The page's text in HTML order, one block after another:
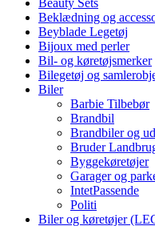
Beklædning og
Beyblade Legetøj
Bijoux med perler
Bil- og køretøjsmerker
Bilegetøj og
Biler
Barbie Tilbebør
Brandbil
Brandbiler og
Bruder
Byggekøretøjer
Garager og
IntetPassende
Politi
Biler og køretøjer